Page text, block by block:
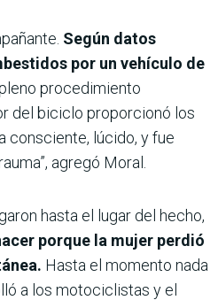
Según datos
por un vehículo de
procedimiento
del biciclo proporcionó los
consciente, lúcido, y fue
agregó Moral.
hasta el lugar del hecho,
porque la mujer perdió
Hasta el momento nada
a los motociclistas y el